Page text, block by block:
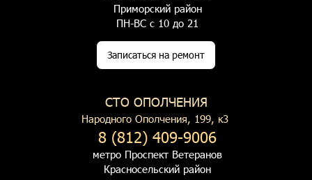
Приморский район
ПН-ВС с 10 до 21
Записаться на ремонт
СТО ОПОЛЧЕНИЯ
Народного Ополчения, 199, к3
8 (812) 409-9006
метро Проспект Ветеранов
Красносельский район